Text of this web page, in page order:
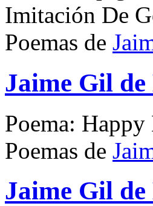
Imitación De
Poemas de
Jaime Gil
Poema:
Poemas de
Jaime Gil